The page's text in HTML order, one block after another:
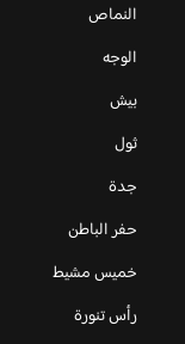
النماص
الوجه
بيش
ثول
جدة
حفر الباطن
خميس مشيط
رأس تنورة